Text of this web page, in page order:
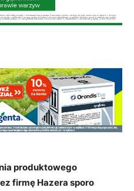
produktowego
firmę Hazera sporo